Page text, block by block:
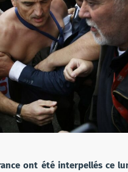
ont été interpellés ce